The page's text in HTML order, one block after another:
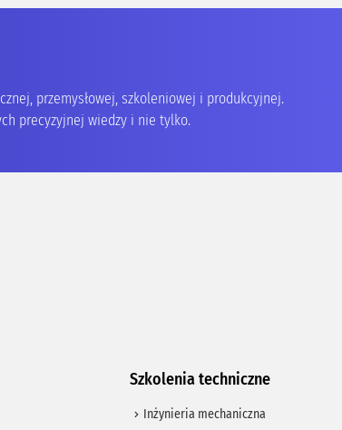
przemysłowej, szkoleniowej i produkcyjnej.
precyzyjnej wiedzy i nie tylko.
Szkolenia techniczne
Inżynieria mechaniczna